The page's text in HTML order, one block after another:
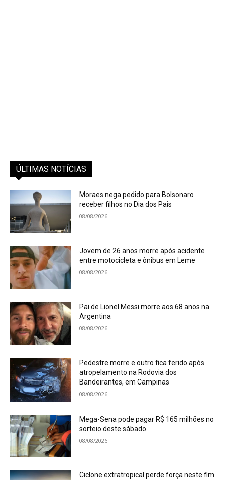
ÚLTIMAS NOTÍCIAS
Moraes nega pedido para Bolsonaro
receber filhos no Dia dos Pais
08/08/2026
Jovem de 26 anos morre após acidente
entre motocicleta e ônibus em Leme
08/08/2026
Pai de Lionel Messi morre aos 68 anos na
Argentina
08/08/2026
Pedestre morre e outro fica ferido após
atropelamento na Rodovia dos
Bandeirantes, em Campinas
08/08/2026
Mega-Sena pode pagar R$ 165 milhões no
sorteio deste sábado
08/08/2026
Ciclone extratropical perde força neste fim